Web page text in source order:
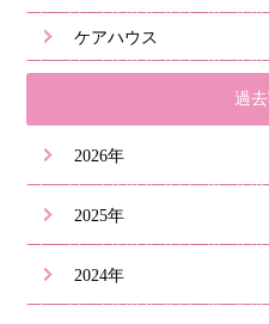
ケアハウス
過
2026年
2025年
2024年